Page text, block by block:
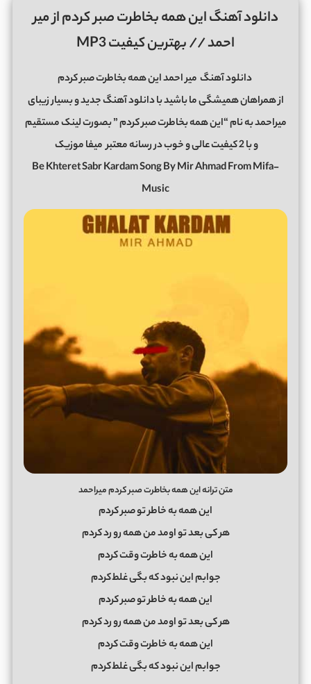
دانلود آهنگ این همه بخاطرت صبر کردم از میر
احمد // بهترین کیفیت MP3
دانلود آهنگ میر احمد این همه بخاطرت صبر کردم
از همراهان همیشگی ما باشید با دانلود آهنگ جدید و بسیار زیبای
میراحمد به نام “این همه بخاطرت صبر کردم ” بصورت لینک مستقیم
و با 2 کیفیت عالی و خوب در رسانه معتبر
میفا موزیک
Be Khteret Sabr Kardam Song By Mir Ahmad From Mifa-
Music
متن ترانه این همه بخاطرت صبر کردم میراحمد
اﻳﻦ ﻫﻤﻪ ﺑﻪ ﺧﺎﻃﺮ ﺗﻮ ﺻﺒﺮ ﻛﺮدم
ﻫﺮ ﻛﻰ ﺑﻌﺪ ﺗﻮ اوﻣﺪ ﻣﻦ ﻫﻤﻪ رو رد ﻛﺮدم
اﻳﻦ ﻫﻤﻪ ﺑﻪ ﺧﺎﻃﺮت وﻗﺖ ﻛﺮدم
ﺟﻮاﺑﻢ اﻳﻦ ﻧﺒﻮد ﻛﻪ ﺑﮕﻰ ﻏﻠﻄ ﻛﺮدم
اﻳﻦ ﻫﻤﻪ ﺑﻪ ﺧﺎﻃﺮ ﺗﻮ ﺻﺒﺮ ﻛﺮدم
ﻫﺮ ﻛﻰ ﺑﻌﺪ ﺗﻮ اوﻣﺪ ﻣﻦ ﻫﻤﻪ رو رد ﻛﺮدم
اﻳﻦ ﻫﻤﻪ ﺑﻪ ﺧﺎﻃﺮت وﻗﺖ ﻛﺮدم
ﺟﻮاﺑﻢ اﻳﻦ ﻧﺒﻮد ﻛﻪ ﺑﮕﻰ ﻏﻠﻄ ﻛﺮدم